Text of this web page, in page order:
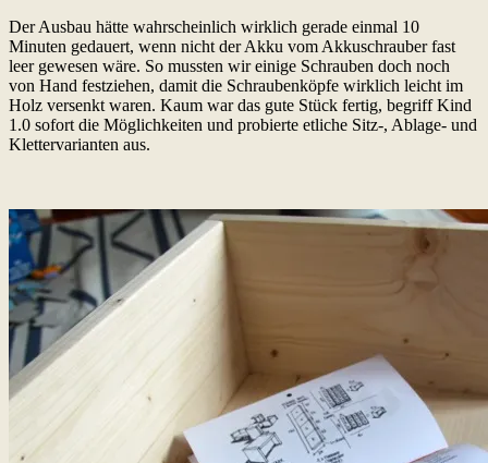
Der Ausbau hätte wahrscheinlich wirklich gerade einmal 10
Minuten gedauert, wenn nicht der Akku vom Akkuschrauber fast
leer gewesen wäre. So mussten wir einige Schrauben doch noch
von Hand festziehen, damit die Schraubenköpfe wirklich leicht im
Holz versenkt waren. Kaum war das gute Stück fertig, begriff Kind
1.0 sofort die Möglichkeiten und probierte etliche Sitz-, Ablage- und
Klettervarianten aus.